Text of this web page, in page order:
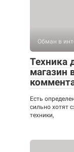
Обман в
Техника
магазин
Есть
сильно хотят
техники,